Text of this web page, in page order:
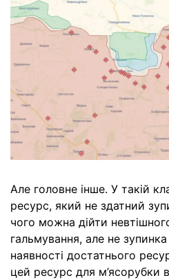
Але головне інше. У такій
ресурс, який не здатний
чого можна дійти
гальмування, але не
наявності достатнього
цей ресурс для м’ясорубки